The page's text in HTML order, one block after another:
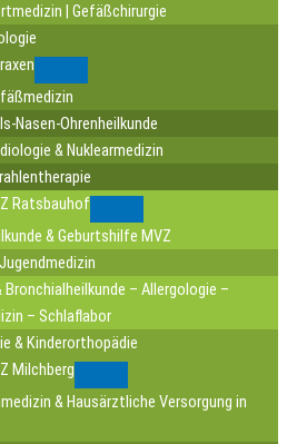
| Gefäßchirurgie
Nasen-Ohrenheilkunde
& Nuklearmedizin
Ratsbauhof
& Geburtshilfe MVZ
Bronchialheilkunde – Allergologie –
– Schlaflabor
& Kinderorthopädie
Milchberg
& Hausärztliche Versorgung in